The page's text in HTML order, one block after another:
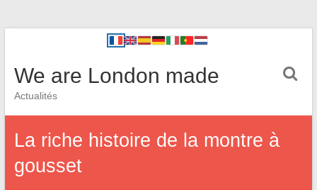
We are London made
Actualités
La riche histoire de la montre à
gousset